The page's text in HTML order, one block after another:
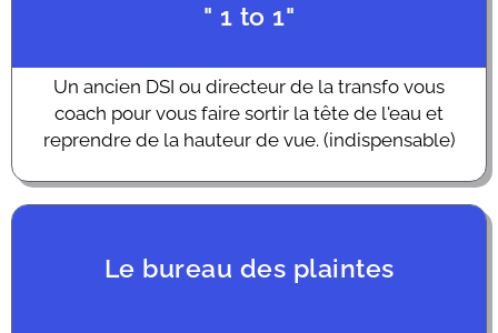
" 1 to 1"
Un ancien DSI ou directeur de la transfo vous
coach pour vous faire sortir la tête de l'eau et
reprendre de la hauteur de vue. (indispensable)
Le bureau des plaintes